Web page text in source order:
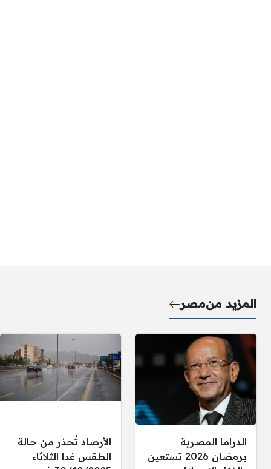
المزيد منمصر
الدراما المصرية
برمضان 2026 تستعين
الأرصاد تُحذر من حالة
الطقس غدا الثلاثاء